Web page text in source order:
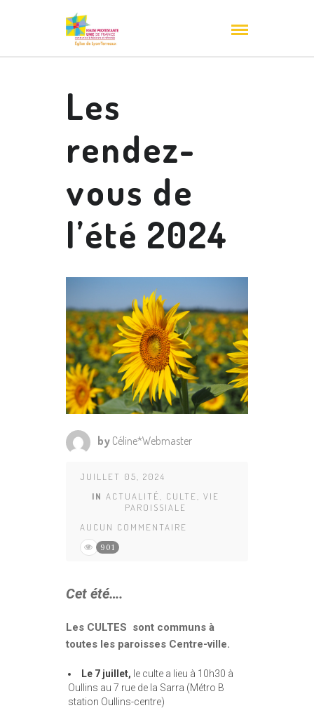
Les
rendez-
vous de
l’été 2024
by Céline*Webmaster
JUILLET 05, 2024
IN ACTUALITÉ CULTE
VIE
PAROISSIALE
AUCUN COMMENTAIRE
901
Cet été….
Les CULTES sont communs à
toutes les paroisses Centre-ville.
Le 7 juillet, le culte a lieu à 10h30 à
Oullins au 7 rue de la Sarra (Métro B
station Oullins-centre)